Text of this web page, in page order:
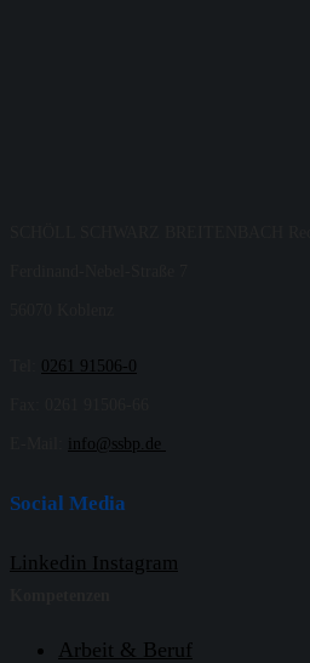
0261 91506-0
info@ssbp.de
Social Media
Linkedin Instagram
Arbeit & Beruf